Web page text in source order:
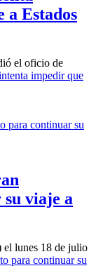
Estados
el oficio de
impedir que
viaje a
lunes 18 de julio
para continuar su